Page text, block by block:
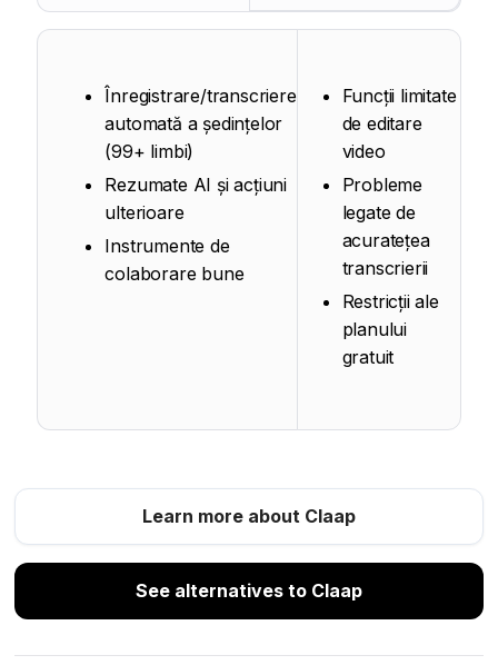
Înregistrare/transcriere
automată a ședințelor
(99+ limbi)
Rezumate AI și acțiuni
ulterioare
Instrumente de
colaborare bune
Funcții limitate
de editare
video
Probleme
legate de
acuratețea
transcrierii
Restricții ale
planului
gratuit
Learn more about Claap
See alternatives to Claap